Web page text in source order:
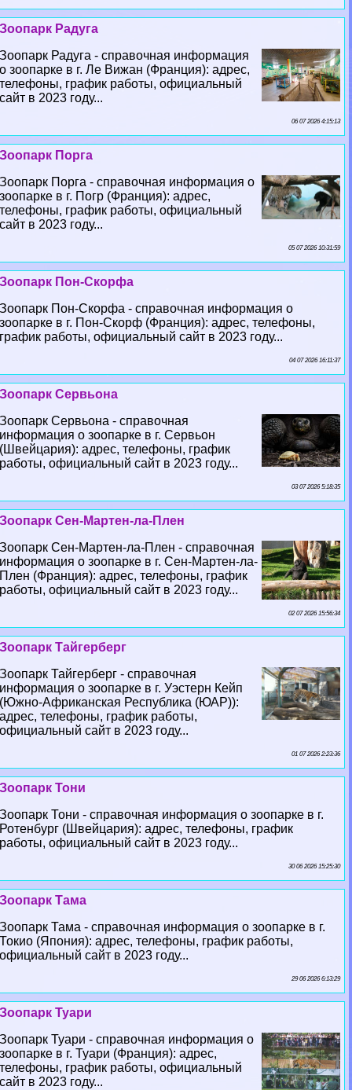
Зоопарк Радуга
Зоопарк Радуга - справочная информация
о зоопарке в г. Ле Вижан (Франция): адрес,
телефоны, график работы, официальный
сайт в 2023 году...
06 07 2026 4:15:13
Зоопарк Порга
Зоопарк Порга - справочная информация о
зоопарке в г. Погр (Франция): адрес,
телефоны, график работы, официальный
сайт в 2023 году...
05 07 2026 10:31:59
Зоопарк Пон-Скорфа
Зоопарк Пон-Скорфа - справочная информация о
зоопарке в г. Пон-Скорф (Франция): адрес, телефоны,
график работы, официальный сайт в 2023 году...
04 07 2026 16:11:37
Зоопарк Сервьона
Зоопарк Сервьона - справочная
информация о зоопарке в г. Сервьон
(Швейцария): адрес, телефоны, график
работы, официальный сайт в 2023 году...
03 07 2026 5:18:35
Зоопарк Сен-Мартен-ла-Плен
Зоопарк Сен-Мартен-ла-Плен - справочная
информация о зоопарке в г. Сен-Мартен-ла-
Плен (Франция): адрес, телефоны, график
работы, официальный сайт в 2023 году...
02 07 2026 15:56:34
Зоопарк Тайгерберг
Зоопарк Тайгерберг - справочная
информация о зоопарке в г. Уэстерн Кейп
(Южно-Африканская Республика (ЮАР)):
адрес, телефоны, график работы,
официальный сайт в 2023 году...
01 07 2026 2:23:36
Зоопарк Тони
Зоопарк Тони - справочная информация о зоопарке в г.
Ротенбург (Швейцария): адрес, телефоны, график
работы, официальный сайт в 2023 году...
30 06 2026 15:25:30
Зоопарк Тама
Зоопарк Тама - справочная информация о зоопарке в г.
Токио (Япония): адрес, телефоны, график работы,
официальный сайт в 2023 году...
29 06 2026 6:13:29
Зоопарк Туари
Зоопарк Туари - справочная информация о
зоопарке в г. Туари (Франция): адрес,
телефоны, график работы, официальный
сайт в 2023 году...